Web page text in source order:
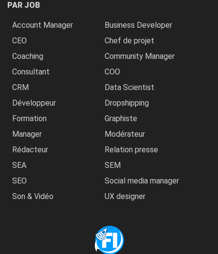
PAR JOB
Account Manager
Business Developer
CEO
Chef de projet
Coaching
Community Manager
Consultant
COO
CRM
Data Scientist
Développeur
Dropshipping
Formation
Graphiste
Manager
Modérateur
Rédacteur
Relation presse
SEA
SEM
SEO
Social media manager
Son & Vidéo
UX designer